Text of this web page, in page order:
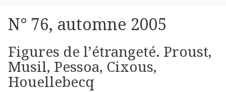
N° 76, automne 2005
Figures de l’étrangeté. Proust,
Musil, Pessoa, Cixous,
Houellebecq